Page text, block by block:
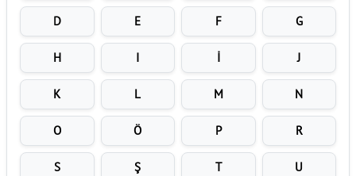
D E F G
H I İ J
K L M N
O Ö P R
S Ş T U